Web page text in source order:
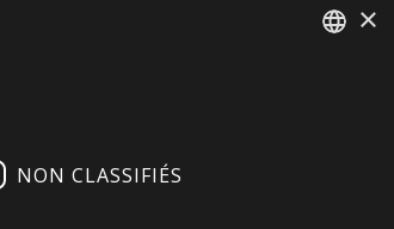
×
NON CLASSIFIÉS